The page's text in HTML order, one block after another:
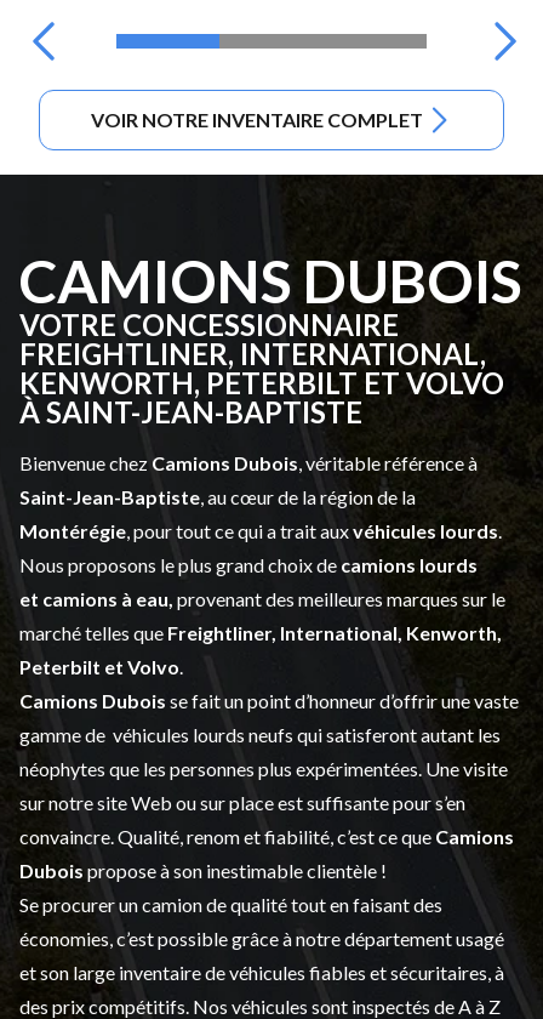
VOIR NOTRE INVENTAIRE COMPLET
CAMIONS DUBOIS
VOTRE CONCESSIONNAIRE
FREIGHTLINER, INTERNATIONAL,
KENWORTH, PETERBILT ET VOLVO
À SAINT-JEAN-BAPTISTE
Bienvenue chez Camions Dubois , véritable référence à
Saint-Jean-Baptiste , au cœur de la région de la
Montérégie , pour tout ce qui a trait auxvéhicules lourds
Nous proposons le plus grand choix de camions lourds
et camions à eau, provenant des meilleures marques sur le
marché telles que Freightliner, International, Kenworth,
Peterbilt et Volvo
Camions Dubois se fait un point d’honneur d’offrir une vaste
gamme de véhicules lourds neufs qui satisferont autant les
néophytes que les personnes plus expérimentées. Une visite
sur notre site Web ou sur place est suffisante pour s’en
convaincre. Qualité, renom et fiabilité, c’est ce que Camions
Dubois propose à son inestimable clientèle !
Se procurer un camion de qualité tout en faisant des
économies, c’est possible grâce à notredépartement usagé
et son large inventaire de véhicules fiables et sécuritaires, à
des prix compétitifs. Nos véhicules sont inspectés de A à Z